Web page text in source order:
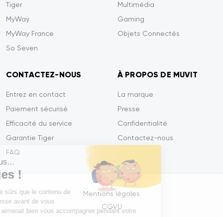
Salut c'est nous...
les Cookies !
On a attendu d'être sûrs que le contenu de
ce site vous intéresse avant de vous
déranger, mais on aimerait bien vous accompagner pendant votre
Tiger
MyWay
MyWay France
So Seven
Multimédia
Gaming
Objets Connectés
CONTACTEZ-NOUS
Entrez en contact
Paiement sécurisé
Efficacité du service
Garantie Tiger
FAQ
À PROPOS DE MUVIT
La marque
Presse
Confidentialité
Contactez-nous
Mentions légales
CGVU